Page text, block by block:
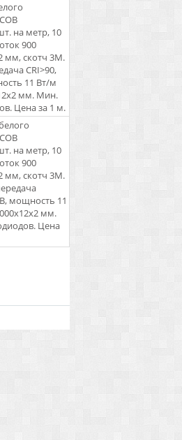
на метр, 10
900
мм, скотч 3М.
CRI>90,
11 Вт/м
мм. Мин.
Цена за 1 м.
на метр, 10
900
мм, скотч 3М.
В, мощность 11
мм.
Цена